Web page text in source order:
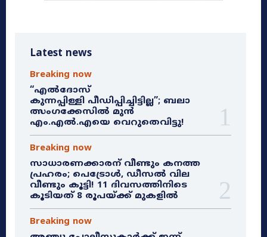
Latest news
Breaking now
“എൽദോസ്
കുന്നപ്പിള്ളി പീഡിപ്പിച്ചിട്ടില്ല”; ബലാ
ത്സംഗക്കേസിൽ മുൻ
എം.എൽ.എയെ വെറുതെവിട്ടു!
Breaking now
സാധാരണക്കാരന് വീണ്ടും കനത്ത
പ്രഹരം; പെട്രോൾ, ഡീസൽ വില
വീണ്ടും കൂട്ടി! 11 ദിവസത്തിനിടെ
കൂടിയത് 8 രൂപയ്ക്ക് മുകളിൽ
Breaking now